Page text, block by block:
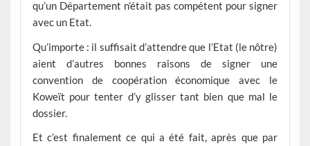
qu’un Département n’était pas compétent pour signer
avec un Etat.
Qu’importe : il suffisait d’attendre que l’Etat (le nôtre)
aient d’autres bonnes raisons de signer une
convention de coopération économique avec le
Koweït pour tenter d’y glisser tant bien que mal le
dossier.
Et c’est finalement ce qui a été fait, après que par